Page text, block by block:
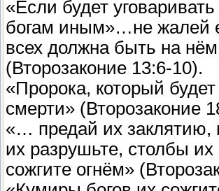
«Если будет
богам иным»…не жалей
всех должна быть на
(Второзаконие 13:6-10).
«Пророка, который
смерти» (Второзаконие
«… предай их заклятию,
их разрушьте, столбы
сожгите огнём»